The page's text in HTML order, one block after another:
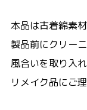
本品は古着綿素
製品前にクリー
風合いを取り入
リメイク品にご